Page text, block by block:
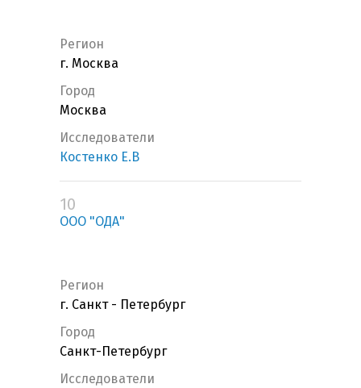
Регион
г. Москва
Город
Москва
Исследователи
Костенко Е.В
10
ООО "ОДА"
Регион
г. Санкт - Петербург
Город
Санкт-Петербург
Исследователи